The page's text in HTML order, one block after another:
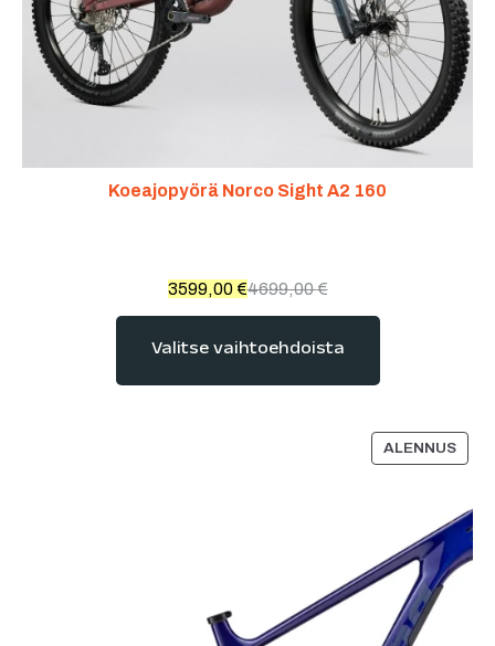
Koeajopyörä Norco Sight A2 160
3599,00 €4699,00€
Valitse vaihtoehdoista
ALENNUS